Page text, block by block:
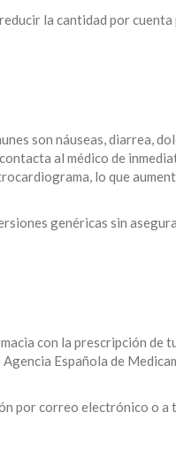
la cantidad por
son náuseas, diarrea,
al médico de
lo que
genéricas sin
con la prescripción de
Española de
por correo electrónico o a